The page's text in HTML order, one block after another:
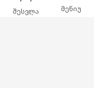
შესვლა მენიუ